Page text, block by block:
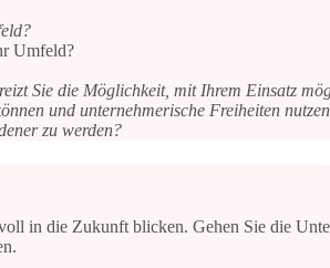
Umfeld?
Sie die Möglichkeit, mit Ihrem Einsatz
und unternehmerische Freiheiten
zu werden?
in die Zukunft blicken. Gehen Sie die